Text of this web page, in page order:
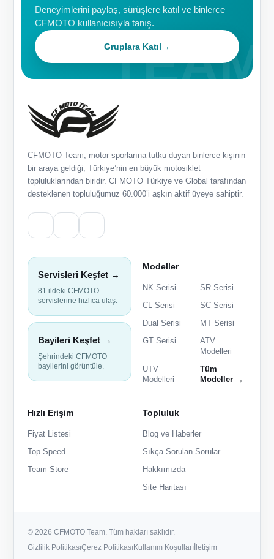
Deneyimlerini paylaş, sürüşlere katıl ve binlerce
CFMOTO kullanıcısıyla tanış.
Gruplara Katıl→
CFMOTO Team, motor sporlarına tutku duyan binlerce kişinin
bir araya geldiği, Türkiye’nin en büyük motosiklet
topluluklarından biridir. CFMOTO Türkiye ve Global tarafından
desteklenen topluluğumuz 60.000’i aşkın aktif üyeye sahiptir.
Servisleri Keşfet →
81 ildeki CFMOTO
servislerine hızlıca ulaş.
Bayileri Keşfet →
Şehrindeki CFMOTO
bayilerini görüntüle.
Modeller
NK Serisi
SR Serisi
CL Serisi
SC Serisi
Dual Serisi
MT Serisi
GT Serisi
ATV
Modelleri
UTV
Modelleri
Tüm
Modeller →
Hızlı Erişim
Fiyat Listesi
Top Speed
Team Store
Topluluk
Blog ve Haberler
Sıkça Sorulan Sorular
Hakkımızda
Site Haritası
© 2026 CFMOTO Team. Tüm hakları saklıdır.
Gizlilik PolitikasıÇerez PolitikasıKullanım Koşulları İletişim